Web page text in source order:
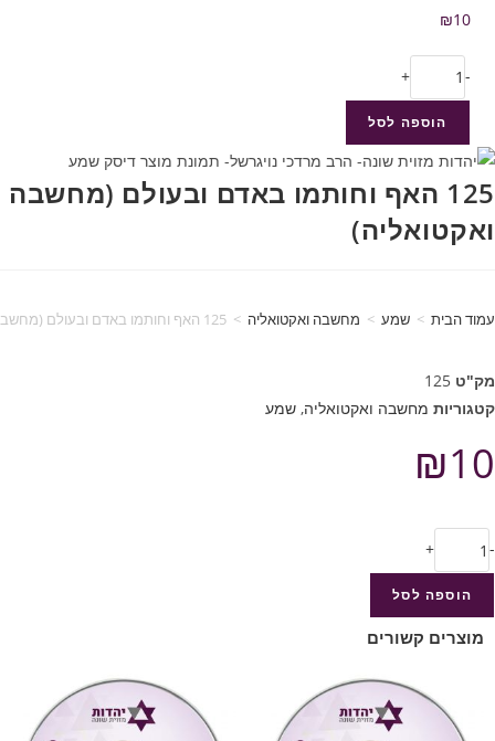
₪10
-
+
הוספה לסל
125 האף וחותמו באדם ובעולם (מחשבה
ואקטואליה)
עמוד הבית > שמע > מחשבה ואקטואליה > 125 האף וחותמו באדם ובעולם (מחשבה ואקטואליה)
מק"ט 125
קטגוריות מחשבה ואקטואליה, שמע
₪10
-
+
הוספה לסל
מוצרים קשורים